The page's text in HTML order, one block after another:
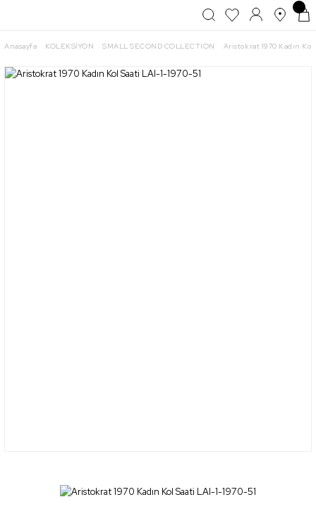
Anasayfa KOLEKSİYON SMALL SECOND COLLECTION Aristokrat 1970 Kadın